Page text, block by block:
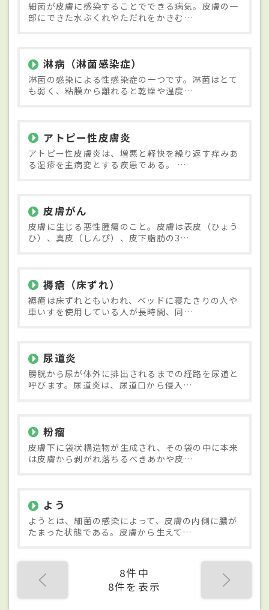
細菌が皮膚に感染することでできる病気。皮膚の一
部にできた水ぶくれやただれをかきむ…
淋病（淋菌感染症）
淋菌の感染による性感染症の一つです。淋菌はとて
も弱く、粘膜から離れると乾燥や温度…
アトピー性皮膚炎
アトピー性皮膚炎は、増悪と軽快を繰り返す痒みあ
る湿疹を主病変とする疾患である。 …
皮膚がん
皮膚に生じる悪性腫瘍のこと。皮膚は表皮（ひょう
ひ）、真皮（しんぴ）、皮下脂肪の3…
褥瘡（床ずれ）
褥瘡は床ずれともいわれ、ベッドに寝たきりの人や
車いすを使用している人が長時間、同…
尿道炎
膀胱から尿が体外に排出されるまでの経路を尿道と
呼びます。尿道炎は、尿道口から侵入…
粉瘤
皮膚下に袋状構造物が生成され、その袋の中に本来
は皮膚から剥がれ落ちるべきあかや皮…
よう
ようとは、細菌の感染によって、皮膚の内側に膿が
たまった状態である。皮膚から生えて…
8件中
8件を表示